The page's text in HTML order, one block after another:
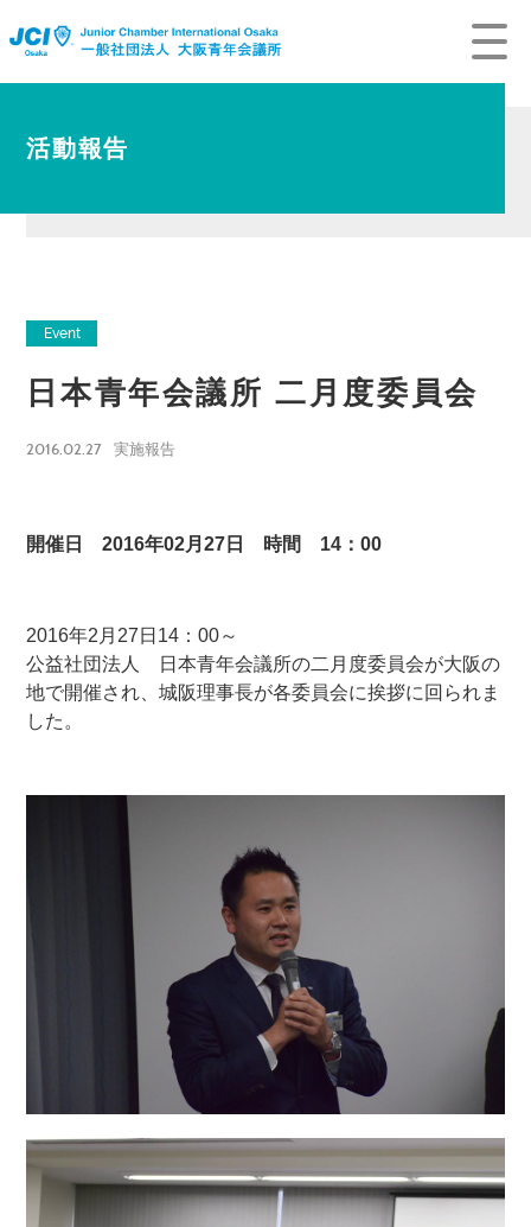
活動報告
Event
日本青年会議所 二月度委員会
2016.02.27 実施報告
開催日 2016年02月27日 時間 14：00
2016年2月27日14：00～
公益社団法人 日本青年会議所の二月度委員会が大阪の
地で開催され、城阪理事長が各委員会に挨拶に回られま
した。